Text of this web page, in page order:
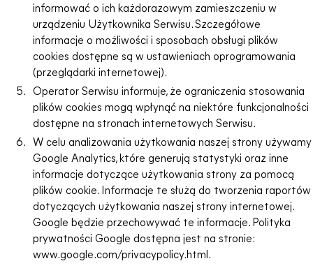
informować o ich każdorazowym zamieszczeniu w
urządzeniu Użytkownika Serwisu. Szczegółowe
informacje o możliwości i sposobach obsługi plików
cookies dostępne są w ustawieniach oprogramowania
(przeglądarki internetowej).
Operator Serwisu informuje, że ograniczenia stosowania
plików cookies mogą wpłynąć na niektóre funkcjonalności
dostępne na stronach internetowych Serwisu.
W celu analizowania użytkowania naszej strony używamy
Google Analytics, które generują statystyki oraz inne
informacje dotyczące użytkowania strony za pomocą
plików cookie. Informacje te służą do tworzenia raportów
dotyczących użytkowania naszej strony internetowej.
Google będzie przechowywać te informacje. Polityka
prywatności Google dostępna jest na stronie:
www.google.com/privacypolicy.html.